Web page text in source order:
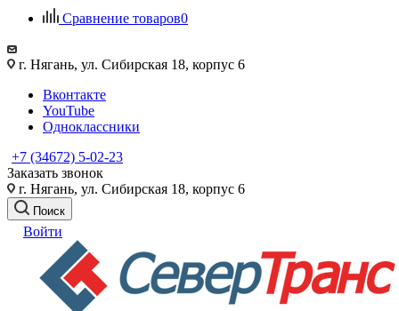
Сравнение товаров0
г. Нягань, ул. Сибирская 18, корпус 6
Вконтакте
YouTube
Одноклассники
+7 (34672) 5-02-23
Заказать звонок
г. Нягань, ул. Сибирская 18, корпус 6
Поиск
Войти